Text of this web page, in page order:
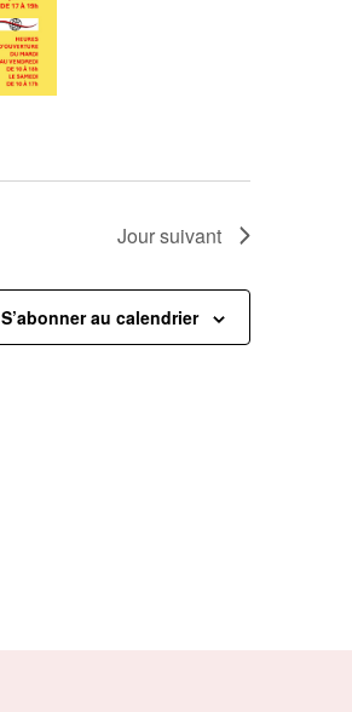
Jour suivant
S’abonner au calendrier